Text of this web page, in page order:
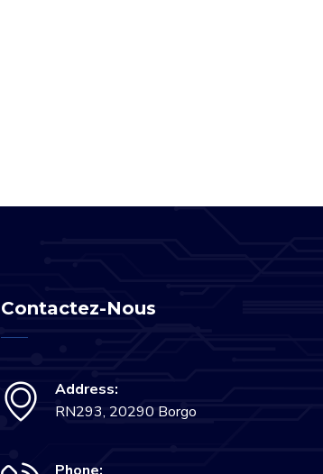
Contactez-Nous
Address:
RN293, 20290 Borgo
Phone: